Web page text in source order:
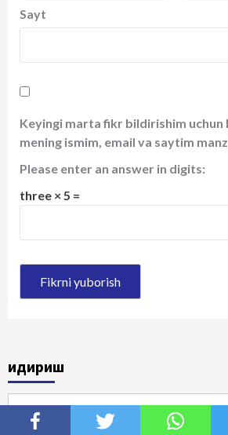
Sayt
Keyingi marta fikr bildirishim uchun
mening ismim, email va saytim
Please enter an answer in digits:
three × 5 =
Қидириш
Qidirshish: